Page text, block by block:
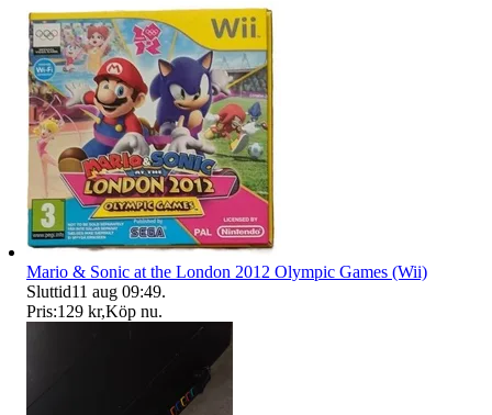
Mario & Sonic at the London 2012 Olympic Games (Wii)
Sluttid11 aug 09:49.
Pris:129 kr,Köp nu.